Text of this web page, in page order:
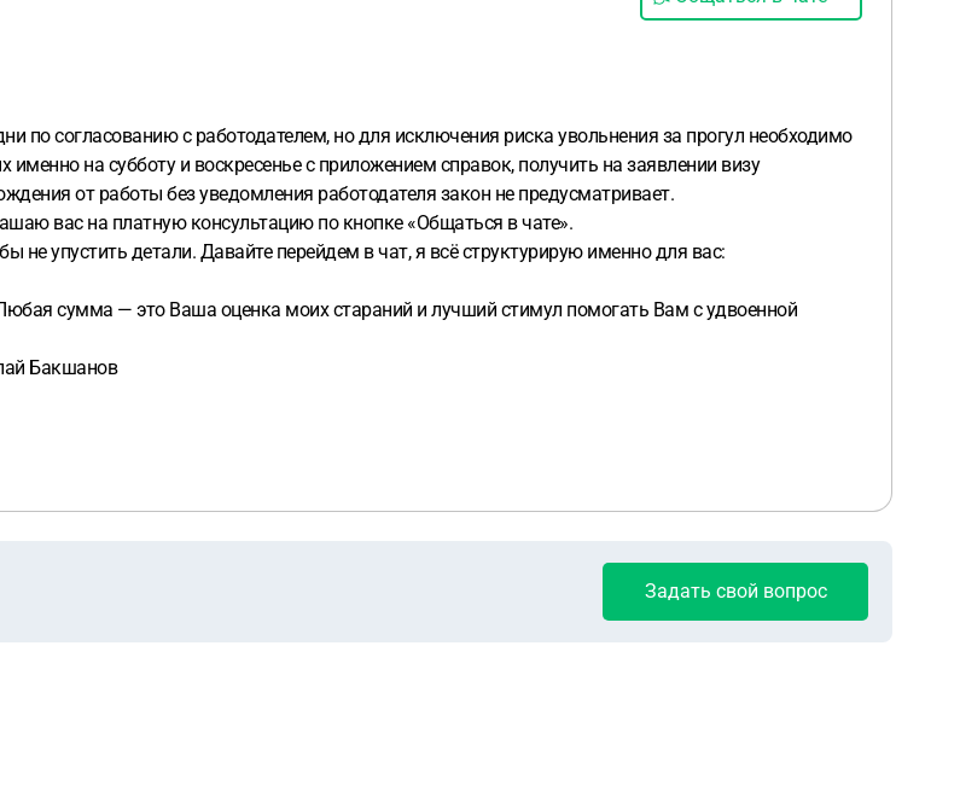
по согласованию с работодателем, но для исключения риска увольнения за прогул необходимо
на субботу и воскресенье с приложением справок, получить на заявлении визу
от работы без уведомления работодателя закон не предусматривает.
вас на платную консультацию по кнопке «Общаться в чате».
не упустить детали. Давайте перейдем в чат, я всё структурирую именно для вас:
сумма — это Ваша оценка моих стараний и лучший стимул помогать Вам с удвоенной
Бакшанов
Задать свой вопрос